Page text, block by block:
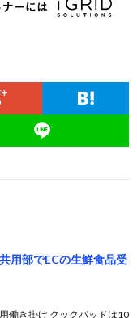
用部でECの生鮮食品受
働き掛け クックパッドは10